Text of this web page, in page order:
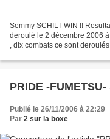
Semmy SCHILT WIN !!
deroulé le 2 décembre 2006
, dix combats ce sont
Publié le 26/11/2006 à 22:29
Par 2 sur la boxe